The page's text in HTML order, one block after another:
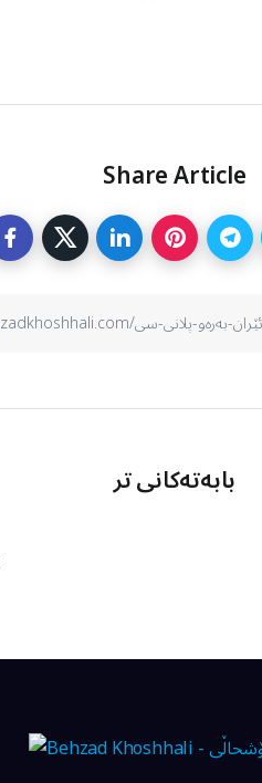
Share Article
بابەتەکانی تر